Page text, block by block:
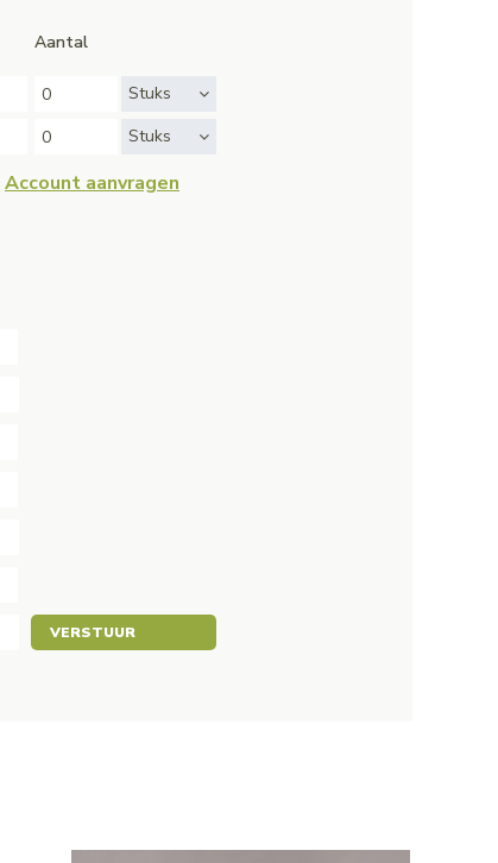
Aantal
Stuks
Stuks
Account aanvragen
VERSTUUR